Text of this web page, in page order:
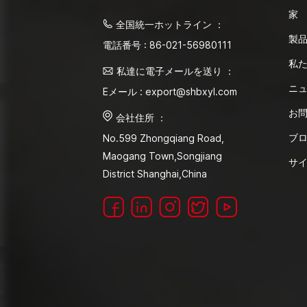
全国統一ホットライン ：
電話番号 : 86-021-56980111
私達に電子メールを送り ：
Eメール : export@shbxyl.com
会社住所 ：
No.599 Zhongqiang Road,
Maogang Town,Songjiang
District Shanghai,China
家
製
私
ニ
お
ブ
サ